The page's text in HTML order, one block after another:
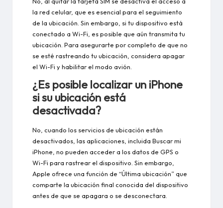
la red celular, que es esencial para el seguimiento
de la ubicación. Sin embargo, si tu dispositivo está
conectado a Wi-Fi, es posible que aún transmita tu
ubicación. Para asegurarte por completo de que no
se esté rastreando tu ubicación, considera apagar
el Wi-Fi y habilitar el modo avión.
¿Es posible localizar un iPhone
si su ubicación está
desactivada?
No, cuando los servicios de ubicación están
desactivados, las aplicaciones, incluida Buscar mi
iPhone, no pueden acceder a los datos de GPS o
Wi-Fi para rastrear el dispositivo. Sin embargo,
Apple ofrece una función de “Última ubicación” que
comparte la ubicación final conocida del dispositivo
antes de que se apagara o se desconectara.